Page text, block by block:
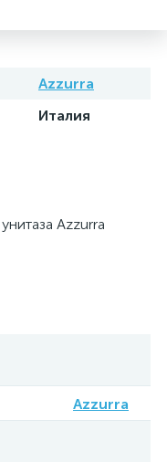
Azzurra
Италия
Azzurra
Azzurra